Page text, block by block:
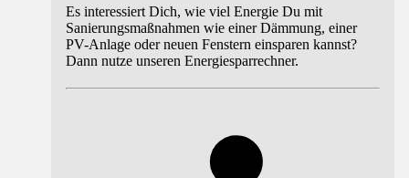
Es interessiert Dich, wie viel Energie Du mit
Sanierungsmaßnahmen wie einer Dämmung, einer
PV-Anlage oder neuen Fenstern einsparen kannst?
Dann nutze unseren Energiesparrechner.